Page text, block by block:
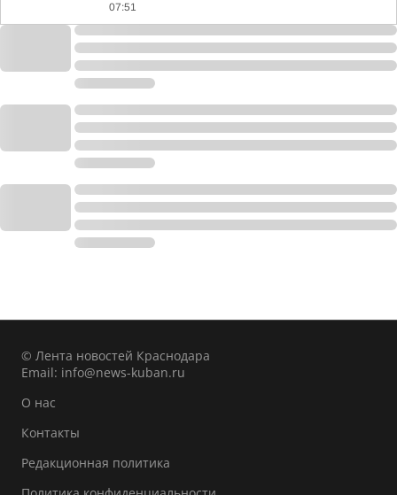
07:51
© Лента новостей Краснодара
Email: info@news-kuban.ru
О нас
Контакты
Редакционная политика